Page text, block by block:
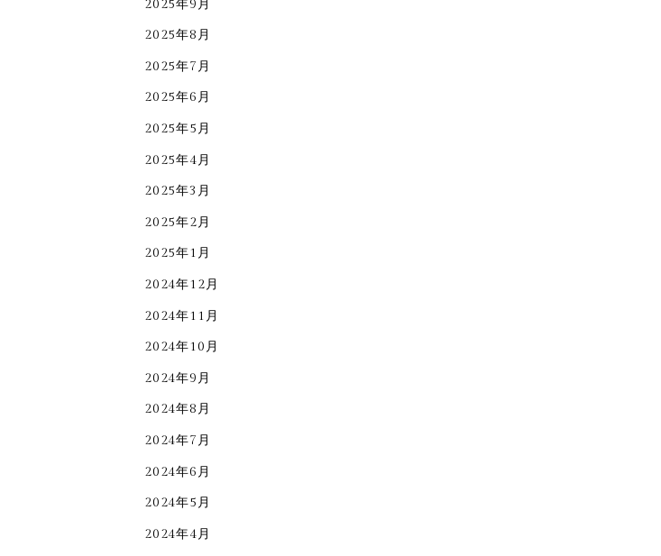
2025年9月
2025年8月
2025年7月
2025年6月
2025年5月
2025年4月
2025年3月
2025年2月
2025年1月
2024年12月
2024年11月
2024年10月
2024年9月
2024年8月
2024年7月
2024年6月
2024年5月
2024年4月